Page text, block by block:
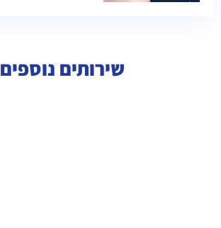
שירותים נוספים